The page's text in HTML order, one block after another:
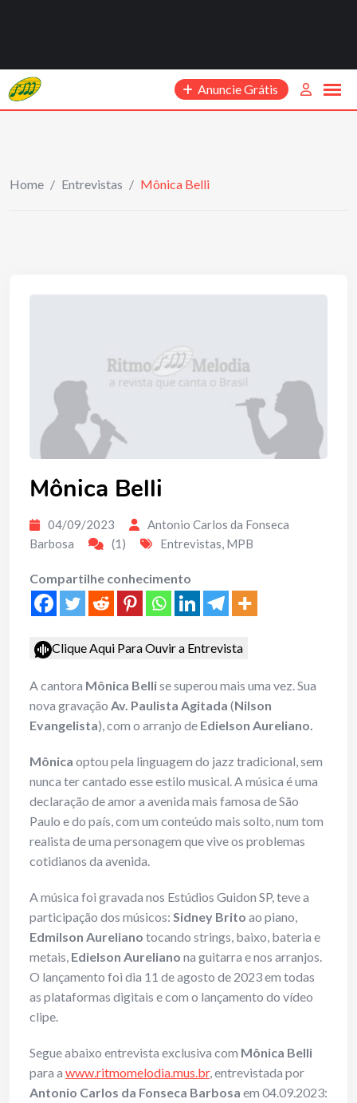
Anuncie Grátis
Home / Entrevistas / Mônica Belli
Mônica Belli
04/09/2023
Antonio Carlos da Fonseca
Barbosa
(1) Entrevistas, MPB
Compartilhe conhecimento
Clique Aqui Para Ouvir a Entrevista
A cantora Mônica Bellise superou mais uma vez. Sua
nova gravação Av. Paulista Agitada (Nilson
Evangelista), com o arranjo de Edielson Aureliano.
Mônica optou pela linguagem do jazz tradicional, sem
nunca ter cantado esse estilo musical. A música é uma
declaração de amor a avenida mais famosa de São
Paulo e do país, com um conteúdo mais solto, num tom
realista de uma personagem que vive os problemas
cotidianos da avenida.
A música foi gravada nos Estúdios Guidon SP, teve a
participação dos músicos: Sidney Brito ao piano,
Edmilson Aureliano tocando strings, baixo, bateria e
metais, Edielson Aureliano na guitarra e nos arranjos.
O lançamento foi dia 11 de agosto de 2023 em todas
as plataformas digitais e com o lançamento do vídeo
clipe.
Segue abaixo entrevista exclusiva com Mônica Belli
para a www.ritmomelodia.mus.br, entrevistada por
Antonio Carlos da Fonseca Barbosa em 04.09.2023: